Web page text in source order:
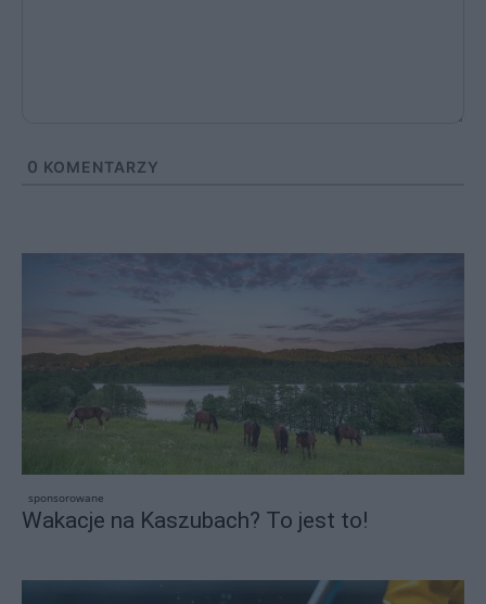
0 KOMENTARZY
sponsorowane
Wakacje na Kaszubach? To jest to!